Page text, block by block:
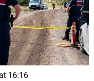
16:16